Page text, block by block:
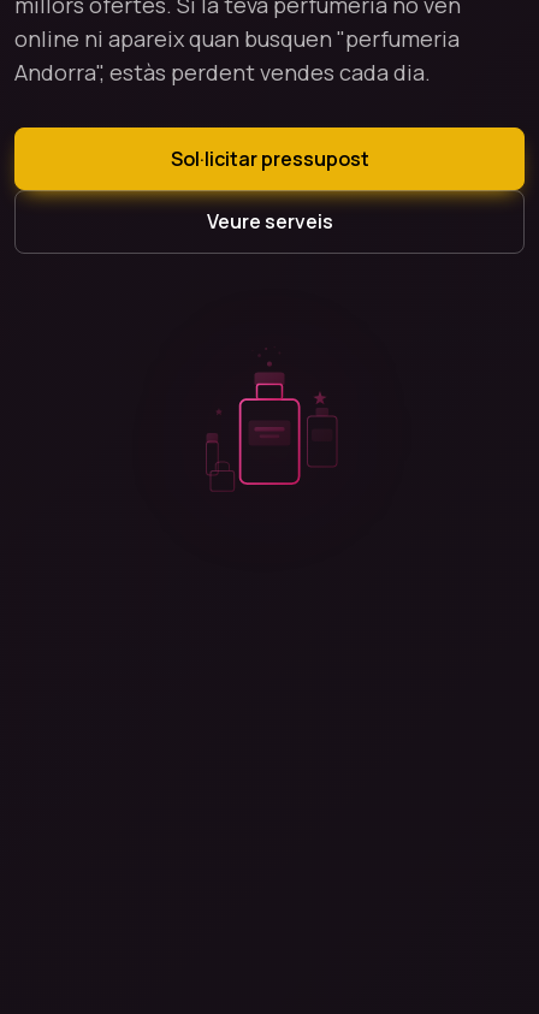
online ni apareix quan busquen "perfumeria
Andorra", estàs perdent vendes cada dia.
Sol·licitar pressupost
Veure serveis